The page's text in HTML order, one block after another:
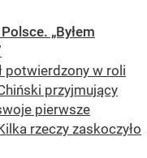
„Byłem
potwierdzony w roli
przyjmujący
pierwsze
rzeczy zaskoczyło